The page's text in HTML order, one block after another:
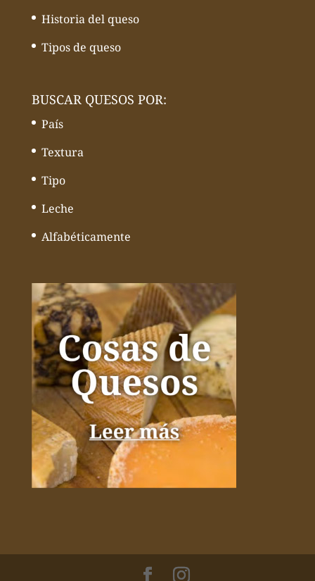
Historia del queso
Tipos de queso
BUSCAR QUESOS POR:
País
Textura
Tipo
Leche
Alfabéticamente